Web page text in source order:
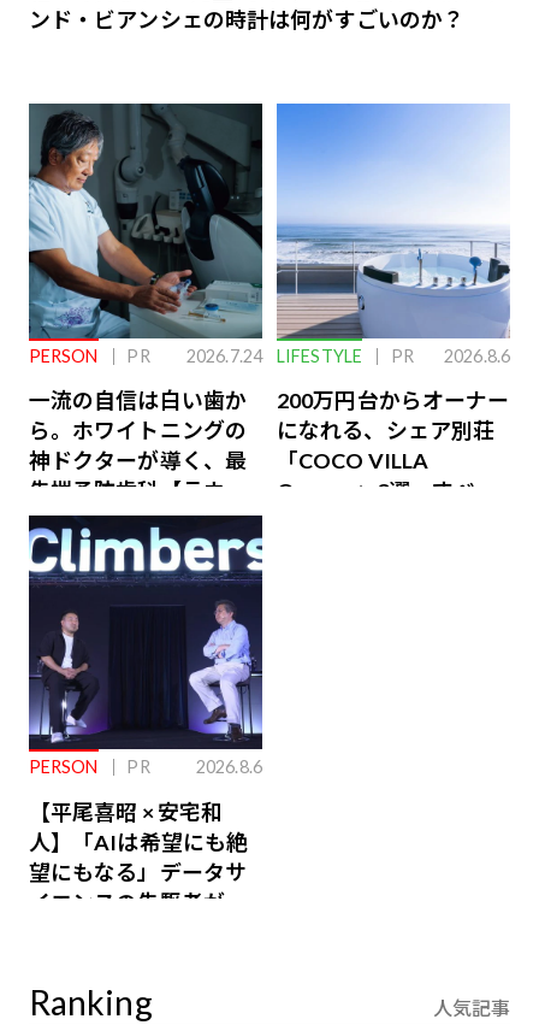
ンド・ビアンシェの時計は何がすごいのか？
PERSON PR 2026.7.24
一流の自信は白い歯か
ら。ホワイトニングの
神ドクターが導く、最
先端予防歯科【ラウン
ジ会員特典あり】
LIFESTYLE PR 2026.8.6
200万円台からオーナー
になれる、シェア別荘
「COCO VILLA
Owners」3選。すべて
PERSON PR 2026.8.6
【平尾喜昭 × 安宅和
人】「AIは希望にも絶
望にもなる」データサ
イエンスの先駆者が語
Ranking 人気記事